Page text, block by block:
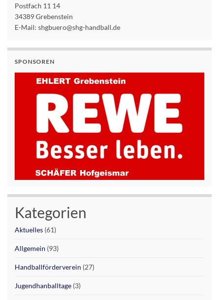
Postfach 11 14
34389 Grebenstein
E-Mail: shgbuero@shg-handball.de
SPONSOREN
Kategorien
Aktuelles (61)
Allgemein (93)
Handballförderverein (27)
Jugendhanballtage (3)